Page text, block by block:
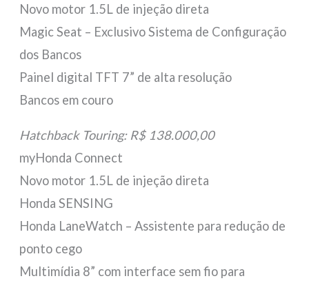
Novo motor 1.5L de injeção direta
Magic Seat – Exclusivo Sistema de Configuração
dos Bancos
Painel digital TFT 7” de alta resolução
Bancos em couro
Hatchback Touring: R$ 138.000,00
myHonda Connect
Novo motor 1.5L de injeção direta
Honda SENSING
Honda LaneWatch – Assistente para redução de
ponto cego
Multimídia 8” com interface sem fio para